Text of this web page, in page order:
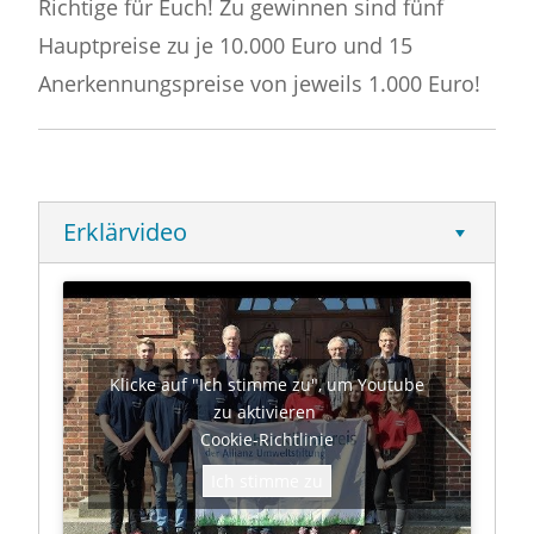
Richtige für Euch! Zu gewinnen sind fünf
Hauptpreise zu je 10.000 Euro und 15
Anerkennungspreise von jeweils 1.000 Euro!
Erklärvideo
Klicke auf "Ich stimme zu", um Youtube
zu aktivieren
Cookie-Richtlinie